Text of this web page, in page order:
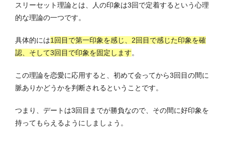
スリーセット理論とは、人の印象は3回で定着するという心理
的な理論の一つです。
具体的には1回目で第一印象を感じ、2回目で感じた印象を確
認、そして3回目で印象を固定します。
この理論を恋愛に応用すると、初めて会ってから3回目の間に
脈ありかどうかを判断されるということです。
つまり、デートは3回目までが勝負なので、その間に好印象を
持ってもらえるようにしましょう。